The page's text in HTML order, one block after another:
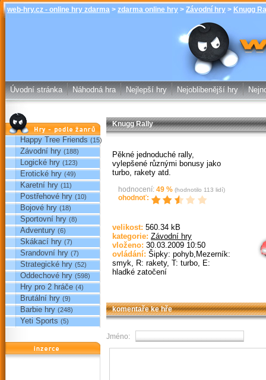
web-hry.cz - online hry zdarma > zdarma online hry > Závodní hry > Knugg
Knugg
online hry
Úvodní stránka Náhodná hra Nejlepší hry Nejoblibenější hry
Hry podle žánrů
Happy Tree Friends (15)
Závodní hry (188)
Logické hry (123)
Erotické hry (49)
Karetní hry (11)
Postřehové hry (10)
Bojové hry (18)
Sportovní hry (8)
Adventury (6)
Skákací hry (7)
Srandovní hry (7)
Strategické hry (52)
Oddechové hry (598)
Hry pro 2 hráče (4)
Brutální hry (9)
Barbie hry (248)
Yeti Sports (5)
reklama
Knugg Rally
Pěkné jednoduché rally,
vylepšené různými bonusy jako
turbo, rakety atd.
hodnocení: 49 % (hodnotilo 113 lidí)
ohodnoť:
velikost: 560.34 kB
kategorie: Závodní hry
vloženo: 30.03.2009 10:50
ovládání: Šipky: pohyb,Mezerník:
smyk, R: rakety, T: turbo, E:
hladké zatočení
komentaře ke hře
Jméno: